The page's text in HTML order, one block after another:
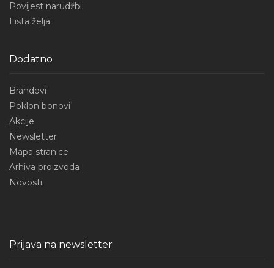
Povijest narudžbi
Lista želja
Dodatno
Brandovi
Poklon bonovi
Akcije
Newsletter
Mapa stranice
Arhiva proizvoda
Novosti
Prijava na newsletter